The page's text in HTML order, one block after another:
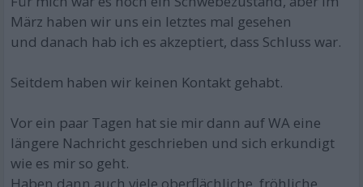
März haben wir uns ein letztes mal gesehen
und danach hab ich es akzeptiert, dass Schluss war.
Seitdem haben wir keinen Kontakt gehabt.
Vor ein paar Tagen hat sie mir dann auf WA eine
längere Nachricht geschrieben und sich erkundigt
wie es mir so geht.